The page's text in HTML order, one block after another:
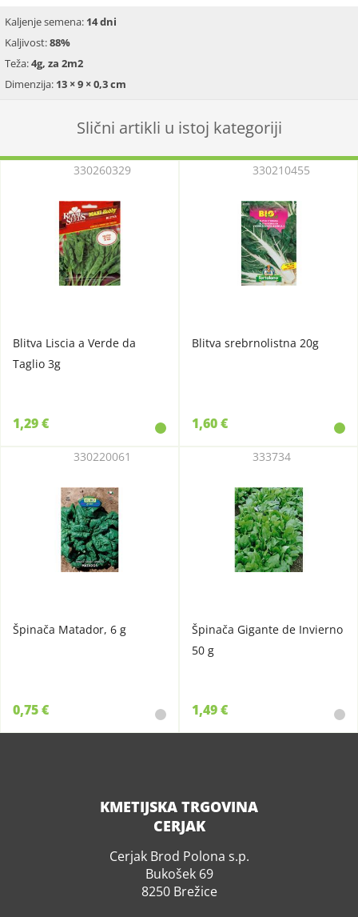
Kaljenje semena: 14 dni
Kaljivost:88%
Teža:4g, za 2m2
Dimenzija: 13 × 9 × 0,3 cm
Slični artikli u istoj kategoriji
Blitva Liscia a Verde da
Taglio 3g
330260329
1,29 €
Blitva srebrnolistna 20g
330210455
1,60 €
Špinača Matador, 6 g
330220061
0,75 €
Špinača Gigante de Invierno
50 g
333734
1,49 €
KMETIJSKA TRGOVINA
CERJAK
Cerjak Brod Polona s.p.
Bukošek 69
8250 Brežice